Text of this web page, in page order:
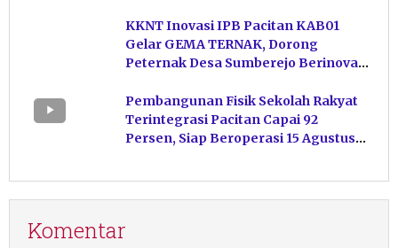
KKNT Inovasi IPB Pacitan KAB01
Gelar GEMA TERNAK, Dorong
Peternak Desa Sumberejo Berinovasi
Pembangunan Fisik Sekolah Rakyat
Terintegrasi Pacitan Capai 92
Persen, Siap Beroperasi 15 Agustus
Komentar